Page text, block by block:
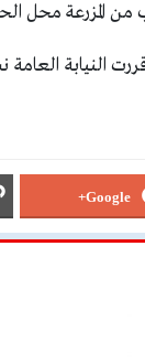
من المزرعة محل
النيابة
Google+